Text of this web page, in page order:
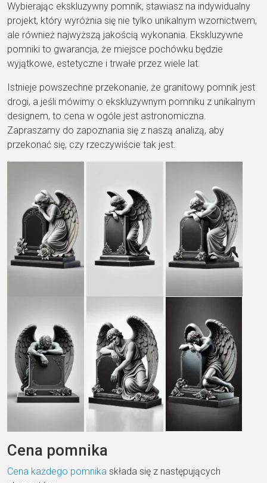
Wybierając ekskluzywny pomnik, stawiasz na indywidualny
projekt, który wyróżnia się nie tylko unikalnym wzornictwem,
ale również najwyższą jakością wykonania. Ekskluzywne
pomniki to gwarancja, że miejsce pochówku będzie
wyjątkowe, estetyczne i trwałe przez wiele lat.
Istnieje powszechne przekonanie, że granitowy pomnik jest
drogi, a jeśli mówimy o ekskluzywnym pomniku z unikalnym
designem, to cena w ogóle jest astronomiczna.
Zapraszamy do zapoznania się z naszą analizą, aby
przekonać się, czy rzeczywiście tak jest.
Cena pomnika
Cena każdego pomnika składa się z następujących